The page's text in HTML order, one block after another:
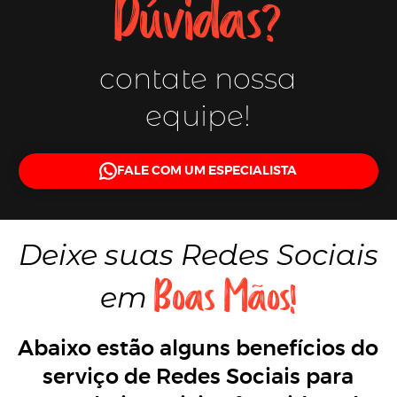
Dúvidas?
contate nossa
equipe!
FALE COM UM ESPECIALISTA
Deixe suas Redes Sociais
em Boas Mãos!
Abaixo estão alguns benefícios do
serviço de Redes Sociais para